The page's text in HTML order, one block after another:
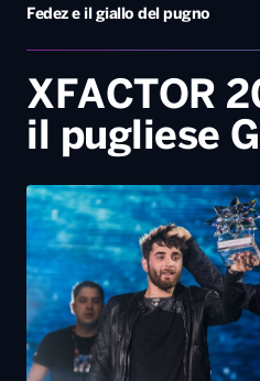
Fedez e il giallo del pugno
XFACTOR
il pugliese